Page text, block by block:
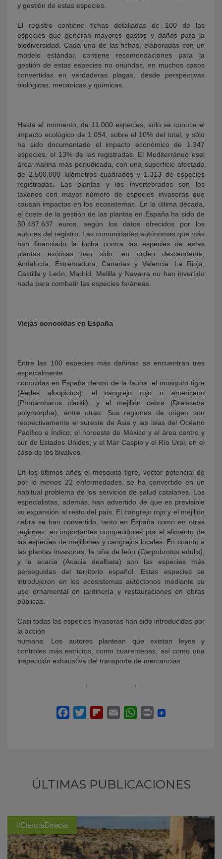
y gestión de estas especies.
El registro contiene fichas detalladas de 100 de las
especies que generan mayores gastos y daños para la
biodiversidad. Cada una de las fichas, elaboradas con un
modelo estándar, contiene recomendaciones para la
gestión de estas especies no oriundas, en muchos casos
convertidas en verdaderas plagas, desde perspectivas
biológicas, mecánicas y químicas.
Hasta el momento, de 11.000 especies, sólo se conoce el
impacto ecológico de 1.094, sobre el 10% del total, y sólo
ha sido documentado el impacto económico de 1.347
especies, el 13% de las registradas. El Mediterráneo esel
área marina más perjudicada, con una superficie afectada
de 2.500.000 kilómetros cuadrados y 1.313 de especies
registradas. Las plantas y los invertebrados son los
taxones con mayor número de especies invasoras que
causan impactos en los ecosistemas. En la última década,
el coste de la gestión de las plantas en España ha sido de
50.487.637 euros, según los datos ofrecidos por los
autores del registro. Las comunidades autónomas que más
han financiado la lucha contra las especies de estas
plantas exóticas han sido, en orden descendente,
Andalucía, Extremadura, Canarias y Valencia. La Rioja,
Castilla y León, Madrid, Melilla y Navarra no han invertido
nada para combatir las especies foráneas.
Viejas conocidas en España
Entre las 100 especies más dañinas se encuentran tres
especialmente
conocidas en España dentro de la fauna: el mosquito tigre
(Aedes albopictus), el cangrejo rojo o americano
(Procambarus clarkii), y el mejillón cebra (Dreissena
polymorpha), entre otras. Sus regiones de origen son
respectivamente el sureste de Asia y las islas del Océano
Pacífico e Índico; el noroeste de México y el área centro y
sur de Estados Unidos; y el Mar Caspio y el Río Ural, en el
caso de los bivalvos.
En los últimos años el mosquito tigre, vector potencial de
por lo menos 22 enfermedades, se ha convertido en un
habitual problema de los servicios de salud catalanes. Los
especialistas, además, han advertido de que es previsible
su expansión al resto del país. El cangrejo rojo y el mejillón
cebra se han convertido, tanto en España como en otras
regiones, en importantes competidores por el alimento de
las especies de mejillones y cangrejos locales. En cuanto a
las plantas invasoras, la uña de león (Carpobrotus edulis),
y la acacia (Acacia dealbata) son las especies más
perseguidas del territorio español. Estas especies se
introdujeron en los ecosistemas autóctonos mediante su
uso ornamental en jardinería y restauraciones en obras
públicas.
Casi todas las especies invasoras han sido introducidas por
la acción
humana. Los autores plantean que existan leyes y
controles más estrictos, como cuarentenas, así como una
inspección exhaustiva del transporte de mercancías.
ÚLTIMAS PUBLICACIONES
#CienciaDirecta